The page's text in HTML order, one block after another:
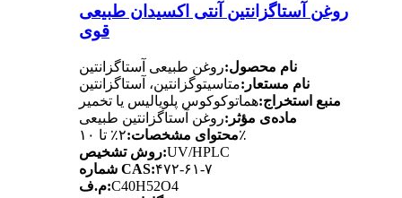
روغن آستاگزانتین آنتی اکسیدان طبیعی
قوی
نام محصول:روغن طبیعی آستاگزانتین
نام مستعار:متاسیتوگزانتین، آستاگزانتین
منبع استخراج:هماتوکوکوس پلویالیس یا تخمیر
ماده‌ی مؤثر:روغن آستاگزانتین طبیعی
محتوای مشخصات:۲٪ تا ۱۰٪
روش تشخیص:UV/HPLC
شماره CAS:۴۷۲-۶۱-۷
م.ف:C40H52O4